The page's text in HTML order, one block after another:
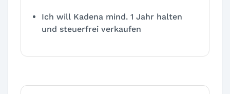
Ich will Kadena mind. 1 Jahr halten
und steuerfrei verkaufen